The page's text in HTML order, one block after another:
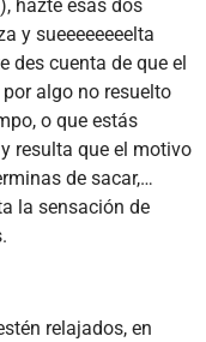
hazte esas dos
y sueeeeeeeelta
des cuenta de que el
algo no resuelto
o que estás
resulta que el motivo
de sacar,…
la sensación de
relajados, en